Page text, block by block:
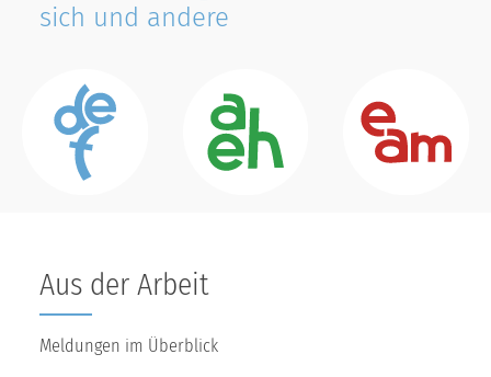
sich und andere
Aus der Arbeit
Meldungen im Überblick